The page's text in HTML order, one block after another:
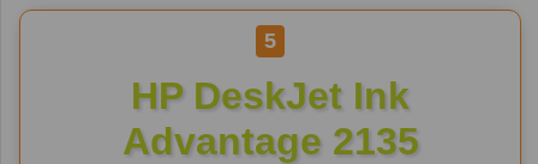
5
HP DeskJet Ink
Advantage 2135